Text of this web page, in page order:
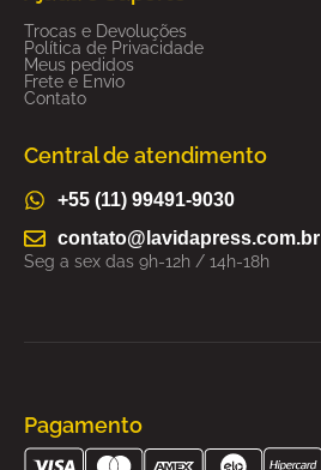
Trocas e Devoluções
Política de Privacidade
Meus pedidos
Frete e Envio
Contato
Central de atendimento
+55 (11) 99491-9030
contato@lavidapress.com.br
Seg a sex das 9h-12h / 14h-18h
Pagamento